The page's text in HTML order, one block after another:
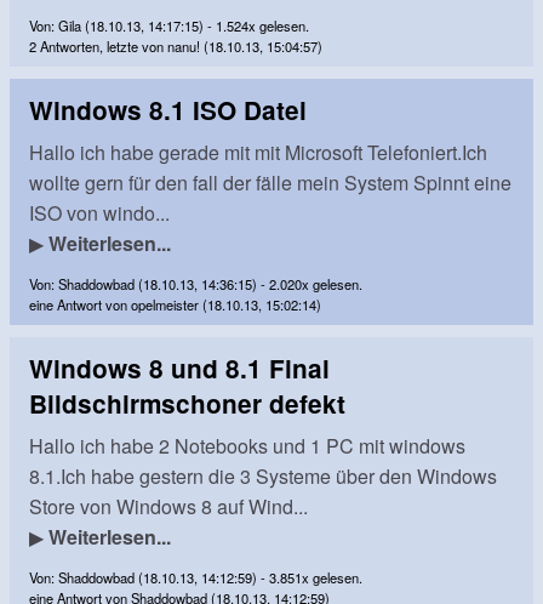
Von: Gila (18.10.13, 14:17:15) - 1.524x gelesen.
2 Antworten, letzte von nanu! (18.10.13, 15:04:57)
Windows 8.1 ISO Datei
Hallo ich habe gerade mit mit Microsoft Telefoniert.Ich
wollte gern für den fall der fälle mein System Spinnt eine
ISO von windo...
▶Weiterlesen...
Von: Shaddowbad (18.10.13, 14:36:15) - 2.020x gelesen.
eine Antwort von opelmeister (18.10.13, 15:02:14)
Windows 8 und 8.1 Final
Bildschirmschoner defekt
Hallo ich habe 2 Notebooks und 1 PC mit windows
8.1.Ich habe gestern die 3 Systeme über den Windows
Store von Windows 8 auf Wind...
▶Weiterlesen...
Von: Shaddowbad (18.10.13, 14:12:59) - 3.851x gelesen.
eine Antwort von Shaddowbad (18.10.13, 14:12:59)